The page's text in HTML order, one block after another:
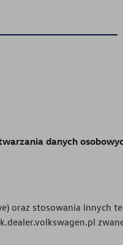
danych
oraz stosowania innych